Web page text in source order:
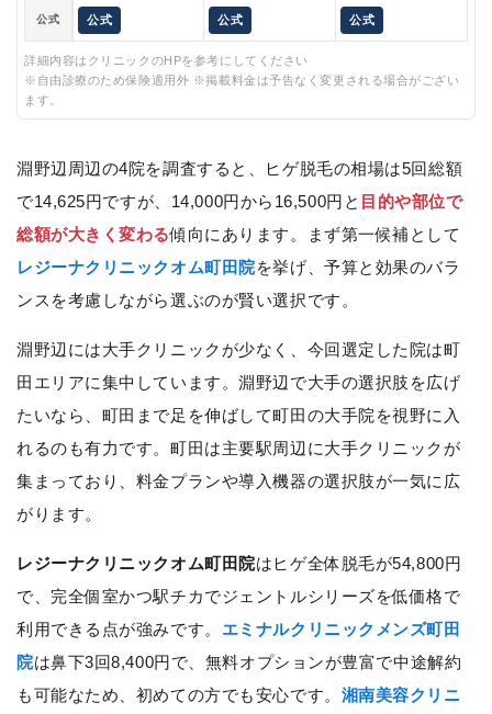
公式 公式 公式 公式
詳細内容はクリニックのHPを参考にしてください
※自由診療のため保険適用外 ※掲載料金は予告なく変更される場合がござい
ます。
淵野辺周辺の4院を調査すると、ヒゲ脱毛の相場は5回総額
で14,625円ですが、14,000円から16,500円と 目的や部位で
総額が大きく変わる傾向にあります。まず第一候補として
レジーナクリニックオム町田院を挙げ、予算と効果のバラ
ンスを考慮しながら選ぶのが賢い選択です。
淵野辺には大手クリニックが少なく、今回選定した院は町
田エリアに集中しています。淵野辺で大手の選択肢を広げ
たいなら、町田まで足を伸ばして町田の大手院を視野に入
れるのも有力です。町田は主要駅周辺に大手クリニックが
集まっており、料金プランや導入機器の選択肢が一気に広
がります。
レジーナクリニックオム町田院はヒゲ全体脱毛が54,800円
で、完全個室かつ駅チカでジェントルシリーズを低価格で
利用できる点が強みです。 エミナルクリニックメンズ町田
院は鼻下3回8,400円で、無料オプションが豊富で中途解約
も可能なため、初めての方でも安心です。 湘南美容クリニ